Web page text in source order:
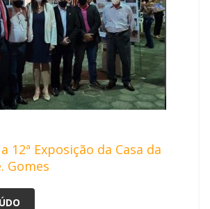
12ª Exposição da Casa da
Gomes